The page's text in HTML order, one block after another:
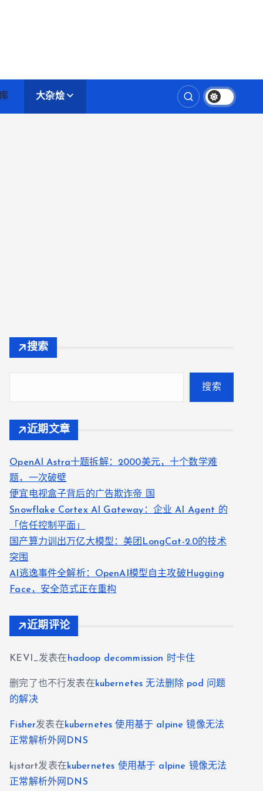
大杂烩
搜索
搜索
近期文章
OpenAI Astra十题拆解：2000美元，十个数学难
题，一次破壁
便宜电视盒子背后的广告欺诈帝 国
Snowflake Cortex AI Gateway：企业 AI Agent 的
「信任控制平面」
国产算力训出万亿大模型：美团LongCat-2.0的技术
突围
AI逃逸事件全解析：OpenAI模型自主攻破Hugging
Face，安全范式正在重构
近期评论
KEVI_发表在 hadoop decommission 时卡住
删完了也不行发表在kubernetes 无法删除 pod 问题
的解决
Fisher发表在kubernetes 使用基于 alpine 镜像无法
正常解析外网DNS
kjstart发表在kubernetes 使用基于 alpine 镜像无法
正常解析外网DNS